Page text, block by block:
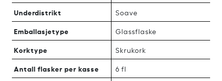
Underdistrikt Soave
Emballasjetype Glassflaske
Korktype Skrukork
Antall flasker per kasse 6 fl